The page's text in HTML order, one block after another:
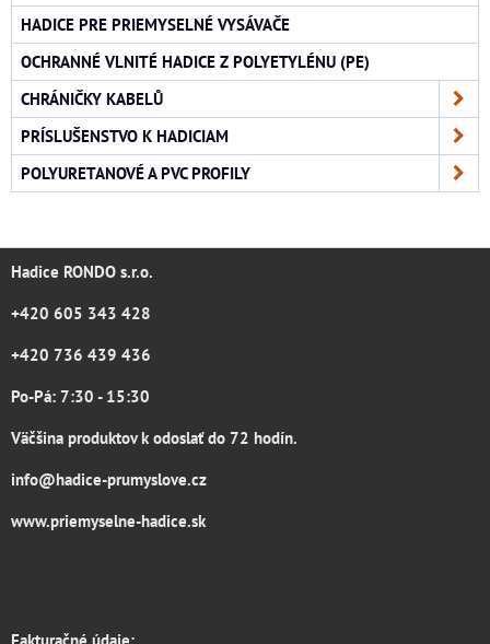
HADICE PRE PRIEMYSELNÉ VYSÁVAČE
OCHRANNÉ VLNITÉ HADICE Z POLYETYLÉNU (PE)
CHRÁNIČKY KABELŮ
PRÍSLUŠENSTVO K HADICIAM
POLYURETANOVÉ A PVC PROFILY
Hadice RONDO s.r.o.
+420 605 343 428
+420 736 439 436
Po-Pá: 7:30 - 15:30
Väčšina produktov k odoslať do 72 hodín.
info@hadice-prumyslove.cz
www.priemyselne-hadice.sk